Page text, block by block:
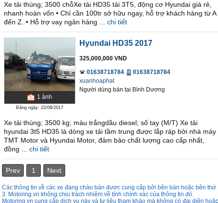
Xe tải thùng; 3500 chỗXe tải HD35 tải 3T5, động cơ Hyundai giá rẻ,
nhanh hoàn vốn • Chỉ cần 100tr sở hữu ngay, hỗ trợ khách hàng từ A
đến Z. • Hỗ trợ vay ngân hàng ...
chi tiết
1 ảnh
Đăng ngày: 22/08/2017
Hyundai HD35 2017
325,000,000 VND
01638718784
01638718784
xuanhoaphat
Người dùng bán tại Bình Dương
Xe tải thùng; 3500 kg; màu trắngdầu diesel; số tay (M/T) Xe tải
hyundai 3t5 HD35 là dòng xe tải tầm trung được lắp ráp bởi nhà máy
TMT Motor và Hyundai Motor, đảm bảo chất lượng cao cấp nhất,
đồng ...
chi tiết
Prev 1 Next
Các thông tin về các xe đang chào bán được cung cấp bởi bên bán hoặc bên thứ
3. Motoring.vn không chịu trách nhiệm về tính chính xác của thông tin đó.
Motoring.vn cung cấp dịch vụ này và tư liệu tham khảo mà không có đại diên hoặc